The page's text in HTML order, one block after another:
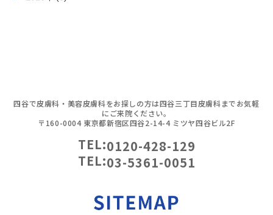
四谷で皮膚科・美容皮膚科をお探しの方は四谷三丁目皮膚科までお気軽
にご来院ください。
〒160-0004 東京都新宿区四谷2-14-4 ミツヤ四谷ビル2F
TEL:0120-428-129
TEL:03-5361-0051